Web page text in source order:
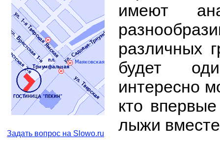
Задать вопрос на Slowo.ru
имеют
различных
будет
интересно
кто
лыжи